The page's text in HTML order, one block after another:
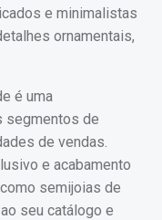
e minimalistas
ornamentais,
é uma
segmentos de
de vendas.
e acabamento
semijoias de
seu catálogo e